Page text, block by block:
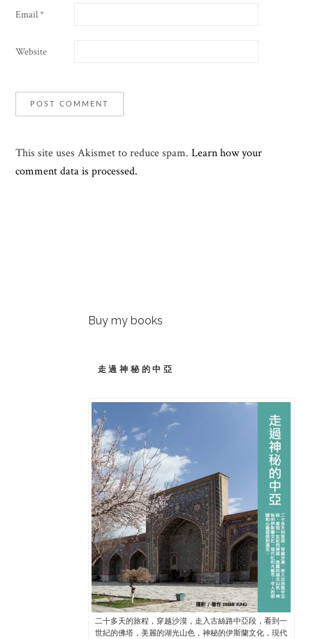
Email*
Website
This site uses Akismet to reduce spam.Learn how your
comment data is processed.
Buy my books
走過神秘的中亞
二十多天的旅程，穿越沙漠，走入古絲路中亞段，看到一
世紀的佛塔，美麗的湖光山色，神秘的伊斯蘭文化，現代